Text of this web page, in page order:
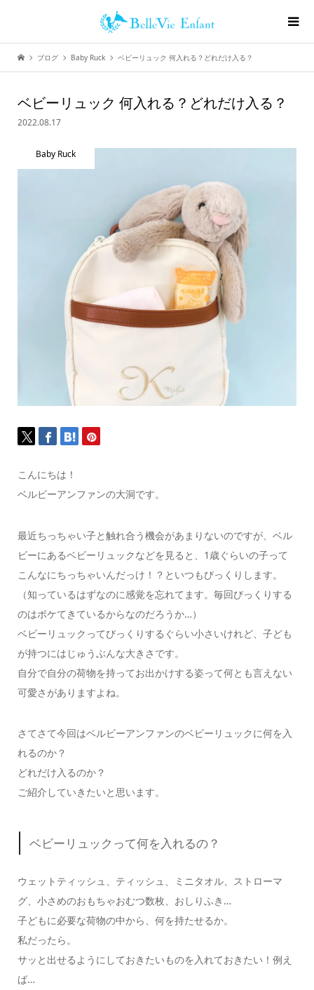
ブログ Baby Ruck ベビーリュック 何入れる？どれだけ入る？
ベビーリュック 何入れる？どれだけ入る？
2022.08.17
Baby Ruck
こんにちは！
ベルビーアンファンの大洞です。
最近ちっちゃい子と触れ合う機会があまりないのですが、ベル
ビーにあるベビーリュックなどを見ると、1歳ぐらいの子って
こんなにちっちゃいんだっけ！？といつもびっくりします。
（知っているはずなのに感覚を忘れてます。毎回びっくりする
のはボケてきているからなのだろうか…）
ベビーリュックってびっくりするぐらい小さいけれど、子ども
が持つにはじゅうぶんな大きさです。
自分で自分の荷物を持ってお出かけする姿って何とも言えない
可愛さがありますよね。
さてさて今回はベルビーアンファンのベビーリュックに何を入
れるのか？
どれだけ入るのか？
ご紹介していきたいと思います。
ベビーリュックって何を入れるの？
ウェットティッシュ、ティッシュ、ミニタオル、ストローマ
グ、小さめのおもちゃおむつ数枚、おしりふき…
子どもに必要な荷物の中から、何を持たせるか。
私だったら。
サッと出せるようにしておきたいものを入れておきたい！例え
ば…